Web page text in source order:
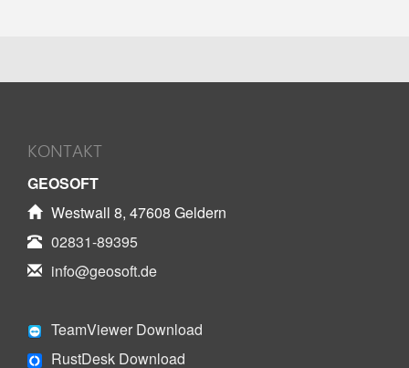
KONTAKT
GEOSOFT
Westwall 8, 47608 Geldern
02831-89395
info@geosoft.de
TeamViewer Download
RustDesk Download